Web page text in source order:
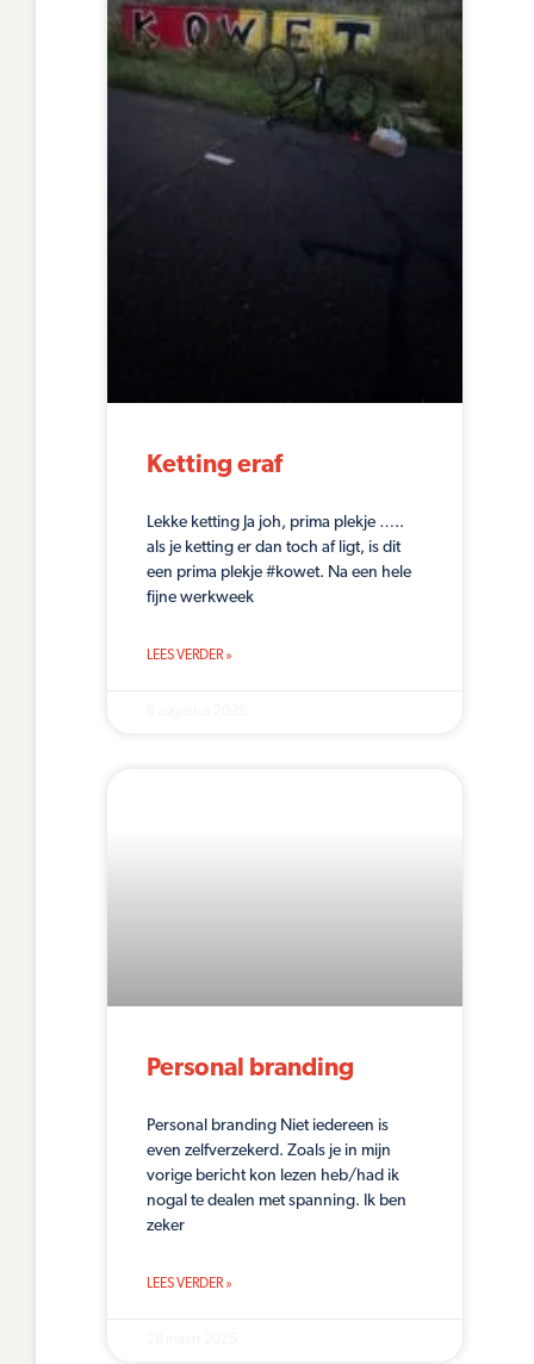
Ketting eraf
Lekke ketting Ja joh, prima plekje …..
als je ketting er dan toch af ligt, is dit
een prima plekje #kowet. Na een hele
fijne werkweek
LEES VERDER »
Personal branding
Personal branding Niet iedereen is
even zelfverzekerd. Zoals je in mijn
vorige bericht kon lezen heb/had ik
nogal te dealen met spanning. Ik ben
zeker
LEES VERDER »